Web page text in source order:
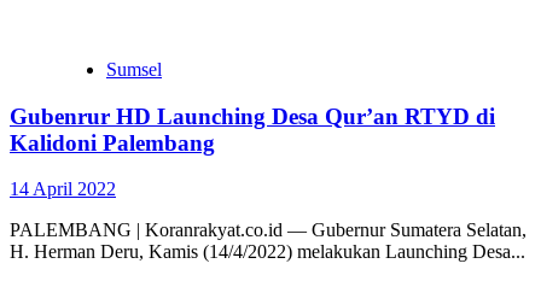
Sumsel
Gubenrur HD Launching Desa Qur’an RTYD di
Kalidoni Palembang
14 April 2022
PALEMBANG | Koranrakyat.co.id — Gubernur Sumatera Selatan,
H. Herman Deru, Kamis (14/4/2022) melakukan Launching Desa...